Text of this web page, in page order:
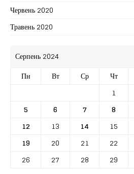
Червень 2020
Травень 2020
Серпень 2024
Пн
Вт Ср Чт
1
5
6 7 8
12
13 14 15
19
20 21 22
26
27 28 29